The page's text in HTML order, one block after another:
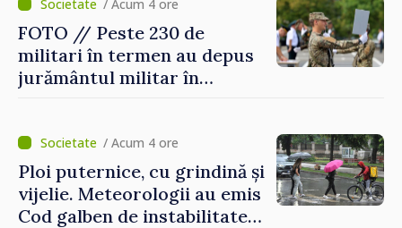
Monitorul Oficial
/ Acum 4 ore
FOTO // Peste 230 de
militari în termen au depus
jurământul militar în
/ Acum 4 ore
Ploi puternice, cu grindină și
vijelie. Meteorologii au emis
Cod galben de instabilitate